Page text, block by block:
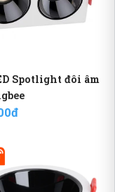
Spotlight đôi âm